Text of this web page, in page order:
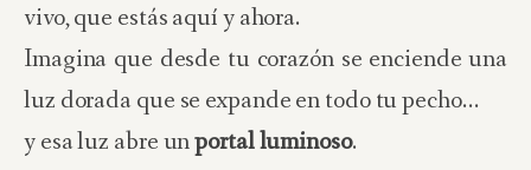
vivo, que estás aquí y ahora.
Imagina que desde tu corazón se enciende una
luz dorada que se expande en todo tu pecho…
y esa luz abre unportal luminoso.